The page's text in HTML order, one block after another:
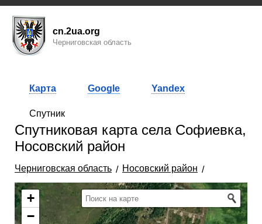
cn.2ua.org
Черниговская область
Карта Google Yandex
Спутник
Спутниковая карта села Софиевка,
Носовский район
Черниговская область Носовский район
+
−